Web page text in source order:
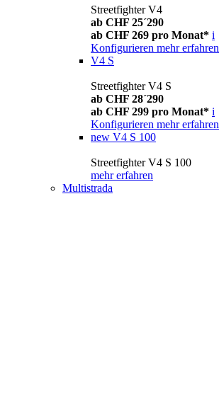
Streetfighter V4
ab CHF 25´290
ab CHF 269 pro Monat* i
Konfigurieren mehr erfahren
V4 S
Streetfighter V4 S
ab CHF 28´290
ab CHF 299 pro Monat* i
Konfigurieren mehr erfahren
new V4 S 100
Streetfighter V4 S 100
mehr erfahren
Multistrada